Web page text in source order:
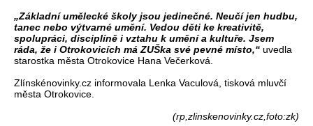
„Základní umělecké školy jsou jedinečné. Neučí jen hudbu,
tanec nebo výtvarné umění. Vedou děti ke kreativitě,
spolupráci, disciplíně i vztahu k umění a kultuře. Jsem
ráda, že i Otrokovicích má ZUŠka své pevné místo,“ uvedla
starostka města Otrokovice Hana Večerková.
Zlínskénovinky.cz informovala Lenka Vaculová, tisková mluvčí
města Otrokovice.
(rp,zlinskenovinky.cz,foto:zk)